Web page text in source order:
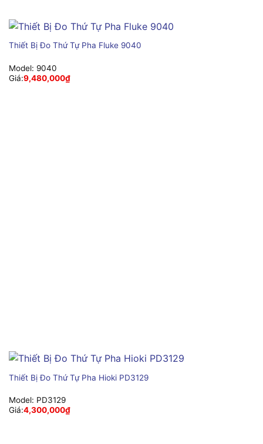
Thiết Bị Đo Thứ Tự Pha Fluke 9040
Model: 9040
Giá:9,480,000₫
Thiết Bị Đo Thứ Tự Pha Hioki PD3129
Model: PD3129
Giá:4,300,000₫